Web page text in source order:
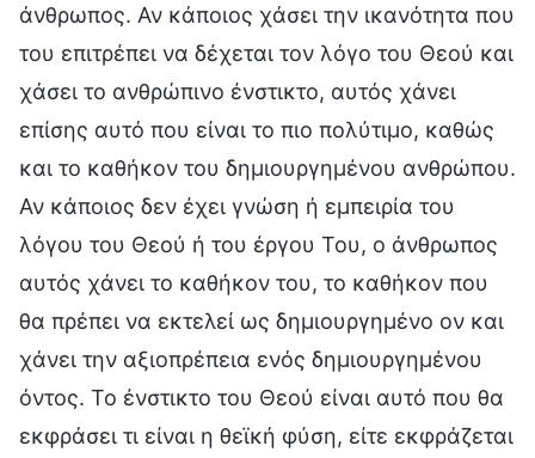
άνθρωπος. Αν κάποιος χάσει την ικανότητα που
του επιτρέπει να δέχεται τον λόγο του Θεού και
χάσει το ανθρώπινο ένστικτο, αυτός χάνει
επίσης αυτό που είναι το πιο πολύτιμο, καθώς
και το καθήκον του δημιουργημένου ανθρώπου.
Αν κάποιος δεν έχει γνώση ή εμπειρία του
λόγου του Θεού ή του έργου Του, ο άνθρωπος
αυτός χάνει το καθήκον του, το καθήκον που
θα πρέπει να εκτελεί ως δημιουργημένο ον και
χάνει την αξιοπρέπεια ενός δημιουργημένου
όντος. Το ένστικτο του Θεού είναι αυτό που θα
εκφράσει τι είναι η θεϊκή φύση, είτε εκφράζεται